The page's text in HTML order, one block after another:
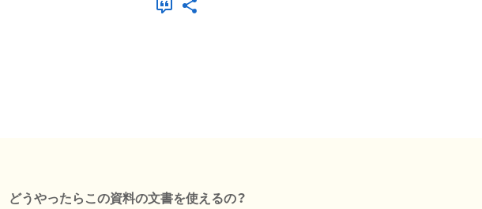
どうやったらこの資料の文書を使えるの？